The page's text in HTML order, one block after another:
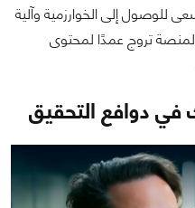
للوصول إلى الخوارزمية وآلية
تروج عمدًا لمحتوى
في دوافع التحقيق